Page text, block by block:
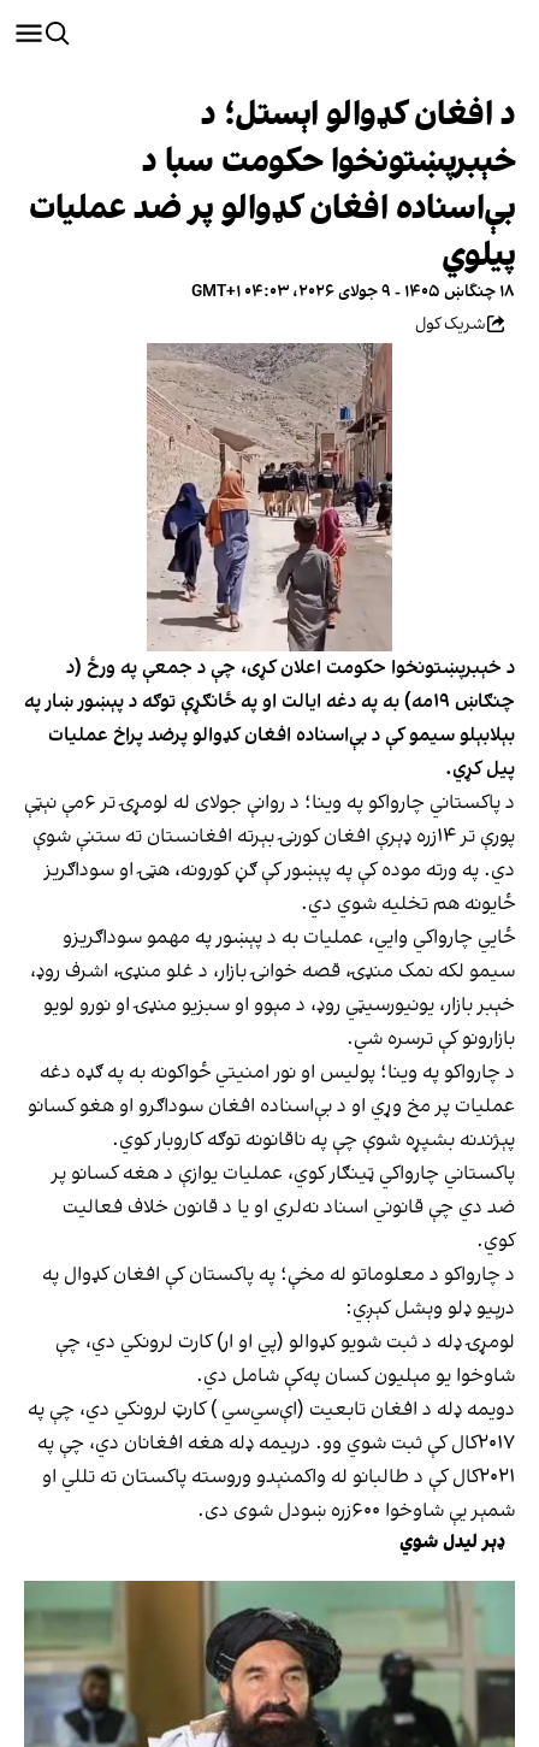
د افغان کډوالو اېستل؛ د
خېبرپښتونخوا حکومت سبا د
بې‌اسناده افغان کډوالو پر ضد عملیات
پیلوي
۱۸ چنگاښ ۱۴۰۵ - ۹ جولای ۲۰۲۶، ۰۴:۰۳ GMT+۱
شریک کول
د خېبرپښتونخوا حکومت اعلان کړی، چې د جمعې په ورځ (د
چنګاښ ۱۹مه) به په دغه ایالت او په ځانګړې توګه د پېښور ښار په
بېلابېلو سیمو کې د بې‌اسناده افغان کډوالو پرضد پراخ عملیات
پیل کړي.
د پاکستاني چارواکو په وینا؛ د روانې جولای له لومړۍ تر ۶مې نېټې
پورې تر ۱۴زره ډېرې افغان کورنۍ بېرته افغانستان ته ستنې شوې
دي. په ورته موده کې په پېښور کې ګڼ کورونه، هټۍ او سوداګریز
ځایونه هم تخلیه شوي دي.
ځایي چارواکي وايي، عملیات به د پېښور په مهمو سوداګریزو
سیمو لکه نمک منډۍ، قصه خوانۍ بازار، د غلو منډۍ، اشرف روډ،
خېبر بازار، یونیورسیټي روډ، د مېوو او سبزیو منډۍ او نورو لویو
بازارونو کې ترسره شي.
د چارواکو په وینا؛ پولیس او نور امنیتي ځواکونه به په ګډه دغه
عملیات پر مخ وړي او د بې‌اسناده افغان سوداګرو او هغو کسانو
پېژندنه بشپړه شوې چې په ناقانونه توګه کاروبار کوي.
پاکستاني چارواکي ټینګار کوي، عملیات یوازې د هغه کسانو پر
ضد دي چې قانوني اسناد نه‌لري او یا د قانون خلاف فعالیت
کوي.
د چارواکو د معلوماتو له مخې؛ په پاکستان کې افغان کډوال په
درېیو ډلو وېشل کېږي:
لومړۍ ډله د ثبت شویو کډوالو (پي او ار) کارت لرونکي دي، چې
شاوخوا یو مېلیون کسان په‌کې شامل دي.
دویمه ډله د افغان تابعیت (اې‌سي‌سي ) کارټ لرونکي دي، چې په
۲۰۱۷کال کې ثبت شوي وو. درېیمه ډله هغه افغانان دي، چې په
۲۰۲۱کال کې د طالبانو له واکمنېدو وروسته پاکستان ته تللي او
شمېر یې شاوخوا ۶۰۰زره ښودل شوی دی.
ډېر لیدل شوي